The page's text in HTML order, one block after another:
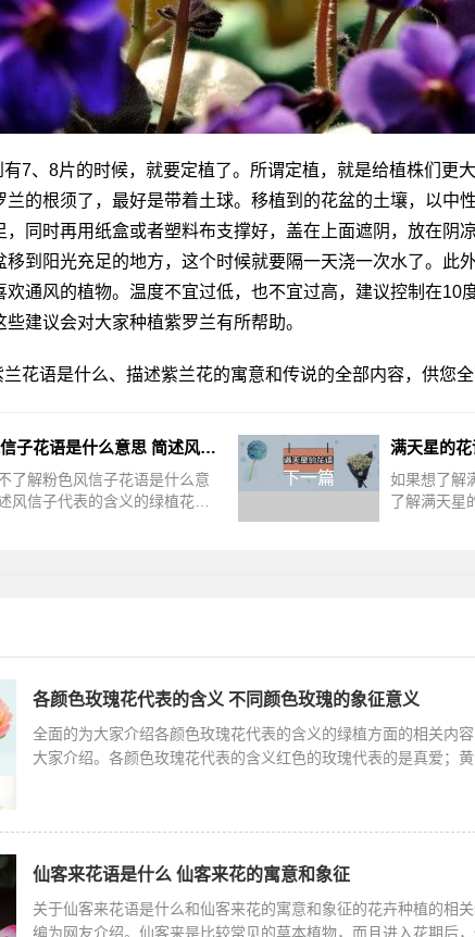
7、8片的时候，就要定植了。所谓定植，就是给植株们更
兰的根须了，最好是带着土球。移植到的花盆的土壤，以中
，同时再用纸盒或者塑料布支撑好，盖在上面遮阴，放在阴
到阳光充足的地方，这个时候就要隔一天浇一次水了。此
通风的植物。温度不宜过低，也不宜过高，建议控制在10
建议会对大家种植紫罗兰有所帮助。
花语是什么、描述紫兰花的寓意和传说的全部内容，供您全
粉色风信子花语是什么意思 简述风信子代表的含义
了解粉色风信子花语是什么意
风信子代表的含义的绿植花卉
下一篇
如果想了解
了解满天星
各颜色玫瑰花代表的含义 不同颜色玫瑰的象征意义
全面的为大家介绍各颜色玫瑰花代表的含义的绿植方面的相关内
大家介绍。各颜色玫瑰花代表的含义红色的玫瑰代表的是真爱；黄
仙客来花语是什么 仙客来花的寓意和象征
关于仙客来花语是什么和仙客来花的寓意和象征的花卉种植的相
编为网友介绍。仙客来是比较常见的草本植物，而且进入花期后，